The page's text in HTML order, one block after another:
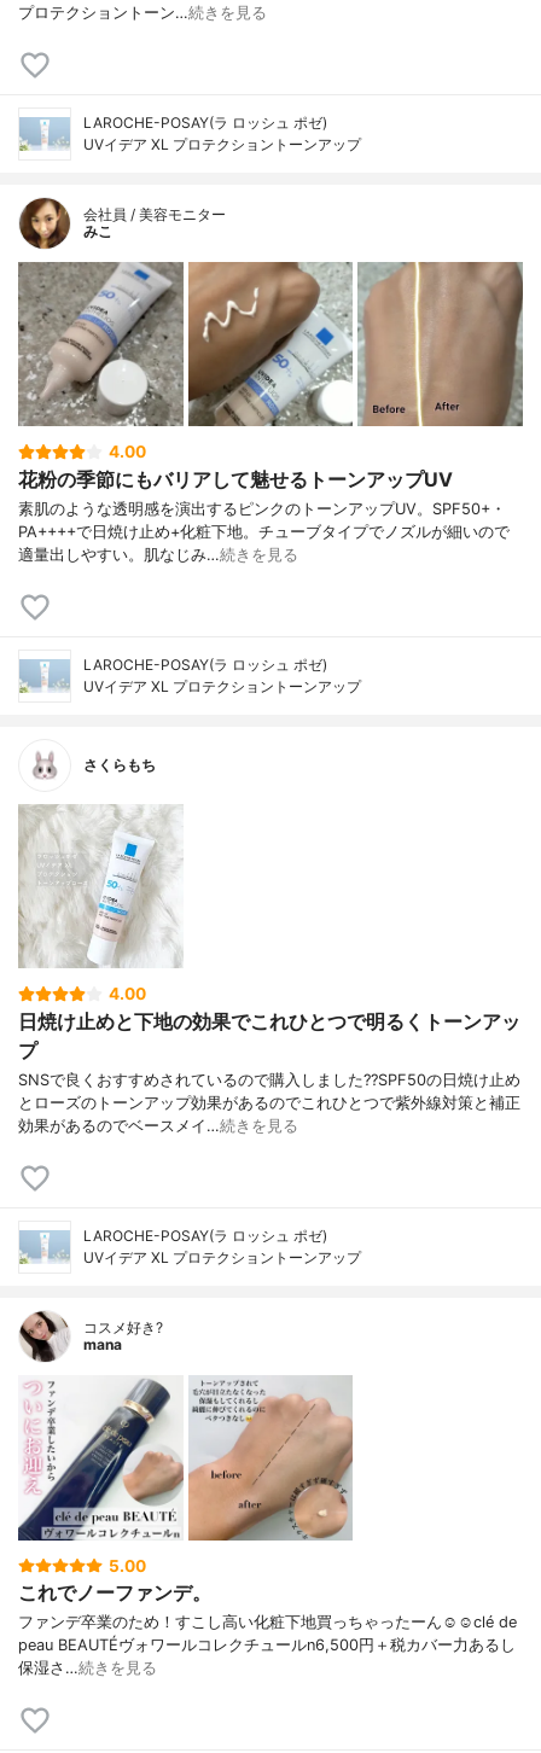
プロテクショントーン…続きを見る
LAROCHE-POSAY(ラ ロッシュ ポゼ)
UVイデア XL プロテクショントーンアップ
会社員 / 美容モニター
みこ
4.00
花粉の季節にもバリアして魅せるトーンアップUV
素肌のような透明感を演出するピンクのトーンアップUV。SPF50+・
PA++++で日焼け止め+化粧下地。チューブタイプでノズルが細いので
適量出しやすい。肌なじみ…続きを見る
LAROCHE-POSAY(ラ ロッシュ ポゼ)
UVイデア XL プロテクショントーンアップ
さくらもち
4.00
日焼け止めと下地の効果でこれひとつで明るくトーンアッ
プ
SNSで良くおすすめされているので購入しました??SPF50の日焼け止め
とローズのトーンアップ効果があるのでこれひとつで紫外線対策と補正
効果があるのでベースメイ…続きを見る
LAROCHE-POSAY(ラ ロッシュ ポゼ)
UVイデア XL プロテクショントーンアップ
コスメ好き?
mana
5.00
これでノーファンデ。
ファンデ卒業のため！すこし高い化粧下地買っちゃったーん☺️☺️clé de
peau BEAUTÉヴォワールコレクチュールn6,500円＋税カバー力あるし
保湿さ…続きを見る